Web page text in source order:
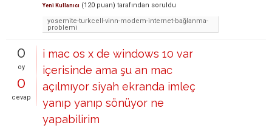
Yeni Kullanıcı (120 puan) tarafından soruldu
yosemite-turkcell-vinn-modem-internet-bağlanma-
problemi
0
oy
0
cevap
i mac os x de windows 10 var
içerisinde ama şu an mac
açılmıyor siyah ekranda imleç
yanıp yanıp sönüyor ne
yapabilirim